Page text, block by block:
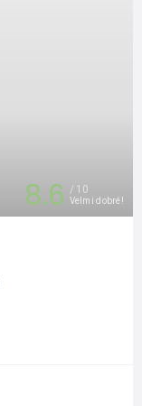
8.6 10
Velmi dobré!